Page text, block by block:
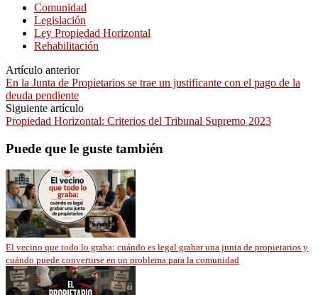
Comunidad
Legislación
Ley Propiedad Horizontal
Rehabilitación
Artículo anterior
En la Junta de Propietarios se trae un justificante con el pago de la
deuda pendiente
Siguiente artículo
Propiedad Horizontal: Criterios del Tribunal Supremo 2023
Puede que le guste también
El vecino que todo lo graba: cuándo es legal grabar una junta de propietarios y
cuándo puede convertirse en un problema para la comunidad